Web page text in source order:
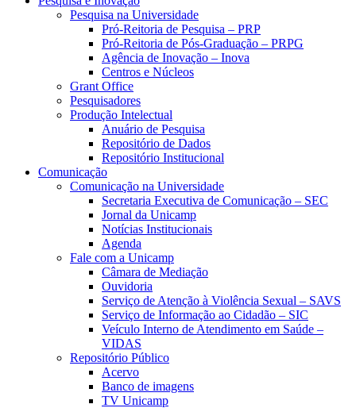
Pesquisa na Universidade
Pró-Reitoria de Pesquisa – PRP
Pró-Reitoria de Pós-Graduação – PRPG
Agência de Inovação – Inova
Centros e Núcleos
Grant Office
Pesquisadores
Produção Intelectual
Anuário de Pesquisa
Repositório de Dados
Repositório Institucional
Comunicação
Comunicação na Universidade
Secretaria Executiva de Comunicação – SEC
Jornal da Unicamp
Notícias Institucionais
Agenda
Fale com a Unicamp
Câmara de Mediação
Ouvidoria
Serviço de Atenção à Violência Sexual – SAVS
Serviço de Informação ao Cidadão – SIC
Veículo Interno de Atendimento em Saúde –
VIDAS
Repositório Público
Acervo
Banco de imagens
TV Unicamp